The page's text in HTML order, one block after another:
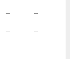
– –
– –